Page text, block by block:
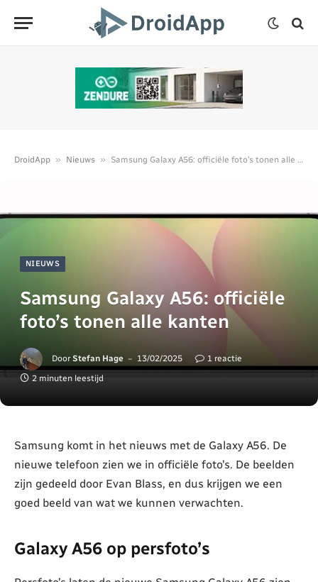
DroidApp » Nieuws » Samsung Galaxy A56: officiële foto’s tonen alle kanten
NIEUWS
Samsung Galaxy A56: officiële
foto’s tonen alle kanten
Door Stefan Hage 13/02/2025
1 reactie
2 minuten leestijd
Samsung komt in het nieuws met de Galaxy A56. De
nieuwe telefoon zien we in officiële foto’s. De beelden
zijn gedeeld door Evan Blass, en dus krijgen we een
goed beeld van wat we kunnen verwachten.
Galaxy A56 op persfoto’s